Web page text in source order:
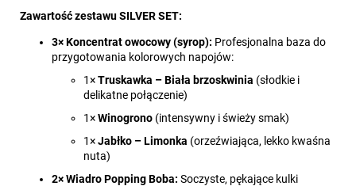
Zawartość zestawu SILVER SET:
3× Koncentrat owocowy (syrop): Profesjonalna baza do
przygotowania kolorowych napojów:
1×Truskawka – Biała brzoskwinia (słodkie i
delikatne połączenie)
1×Winogrono (intensywny i świeży smak)
1×Jabłko – Limonka (orzeźwiająca, lekko kwaśna
nuta)
2× Wiadro Popping Boba: Soczyste, pękające kulki